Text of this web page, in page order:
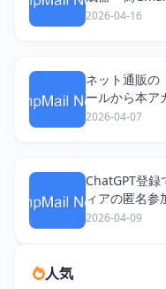
2026-04-16
ネット通販の
ールから本ア
2026-04-07
ChatGPT登
ィアの匿名参
2026-04-09
人気